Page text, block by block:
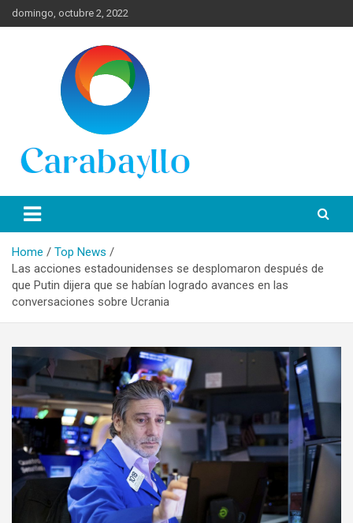
Skip
to
domingo, octubre 2, 2022
Portal de Lima Norte y
Carabayllo
información turística en español de toda España.
Home
Top News
Las acciones estadounidenses se desplomaron después de
que Putin dijera que se habían logrado avances en las
conversaciones sobre Ucrania